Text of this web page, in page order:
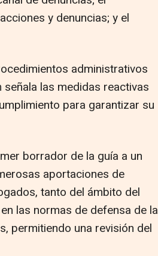
y denuncias; y el
administrativos
las medidas reactivas
para garantizar su
borrador de la guía a un
aportaciones de
tanto del ámbito del
las normas de defensa de la
permitiendo una revisión del